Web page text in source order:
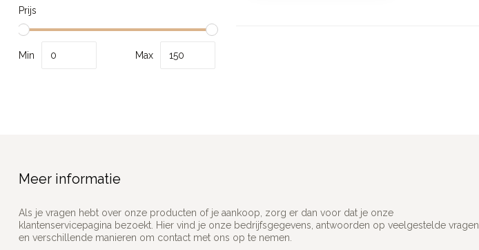
Prijs
Min Max
Meer informatie
Als je vragen hebt over onze producten of je aankoop, zorg er dan voor dat je onze
klantenservicepagina bezoekt. Hier vind je onze bedrijfsgegevens, antwoorden op veelgestelde vragen
en verschillende manieren om contact met ons op te nemen.